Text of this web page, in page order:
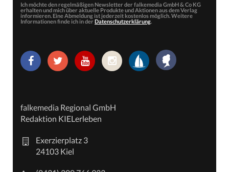
Ich möchte den regelmäßigen Newsletter der falkemedia GmbH & Co KG
erhalten und mich über aktuelle Produkte und Aktionen aus dem Verlag
informieren. Eine Abmeldung ist jederzeit kostenlos möglich. Weitere
Informationen finde ich in der Datenschutzerklärung.
falkemedia Regional GmbH
Redaktion KIELerleben
Exerzierplatz 3
24103 Kiel